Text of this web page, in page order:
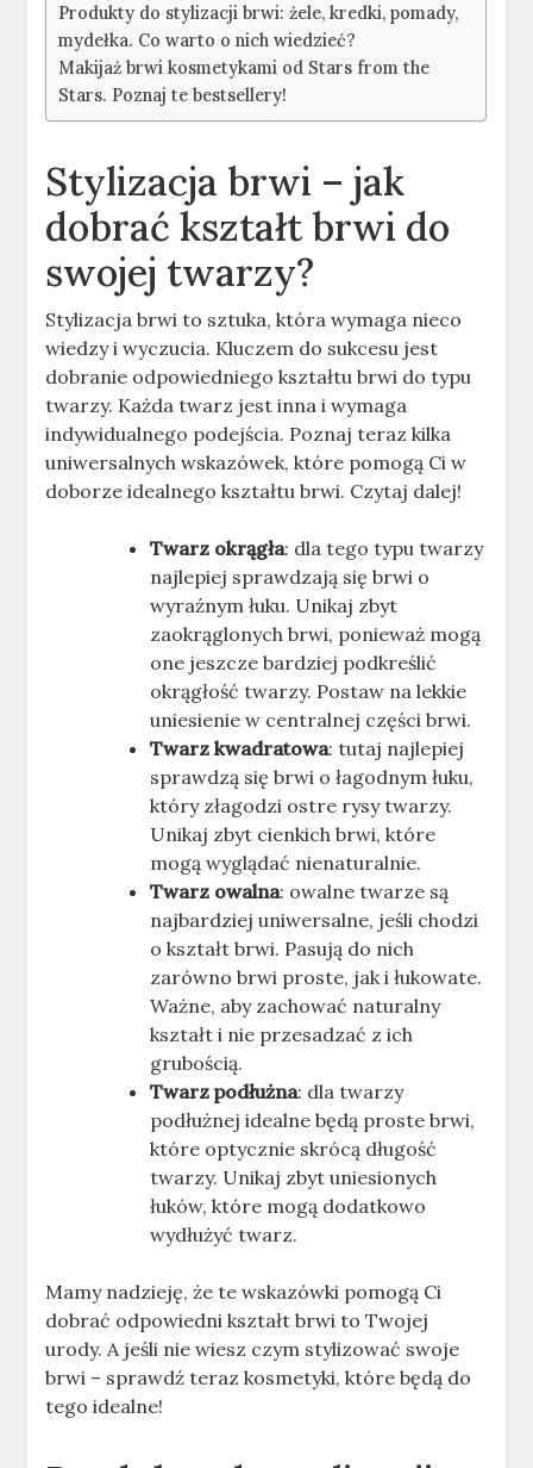
Produkty do stylizacji brwi: żele, kredki, pomady,
mydełka. Co warto o nich wiedzieć?
Makijaż brwi kosmetykami od Stars from the
Stars. Poznaj te bestsellery!
Stylizacja brwi – jak
dobrać kształt brwi do
swojej twarzy?
Stylizacja brwi to sztuka, która wymaga nieco
wiedzy i wyczucia. Kluczem do sukcesu jest
dobranie odpowiedniego kształtu brwi do typu
twarzy. Każda twarz jest inna i wymaga
indywidualnego podejścia. Poznaj teraz kilka
uniwersalnych wskazówek, które pomogą Ci w
doborze idealnego kształtu brwi. Czytaj dalej!
Twarz okrągła: dla tego typu twarzy
najlepiej sprawdzają się brwi o
wyraźnym łuku. Unikaj zbyt
zaokrąglonych brwi, ponieważ mogą
one jeszcze bardziej podkreślić
okrągłość twarzy. Postaw na lekkie
uniesienie w centralnej części brwi.
Twarz kwadratowa: tutaj najlepiej
sprawdzą się brwi o łagodnym łuku,
który złagodzi ostre rysy twarzy.
Unikaj zbyt cienkich brwi, które
mogą wyglądać nienaturalnie.
Twarz owalna: owalne twarze są
najbardziej uniwersalne, jeśli chodzi
o kształt brwi. Pasują do nich
zarówno brwi proste, jak i łukowate.
Ważne, aby zachować naturalny
kształt i nie przesadzać z ich
grubością.
Twarz podłużna: dla twarzy
podłużnej idealne będą proste brwi,
które optycznie skrócą długość
twarzy. Unikaj zbyt uniesionych
łuków, które mogą dodatkowo
wydłużyć twarz.
Mamy nadzieję, że te wskazówki pomogą Ci
dobrać odpowiedni kształt brwi to Twojej
urody. A jeśli nie wiesz czym stylizować swoje
brwi – sprawdź teraz kosmetyki, które będą do
tego idealne!